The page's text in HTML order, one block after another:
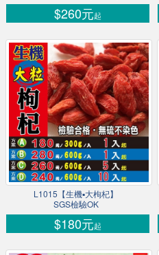
$260元起
L1015【生機▪大枸杞】
SGS檢驗OK
$180元起